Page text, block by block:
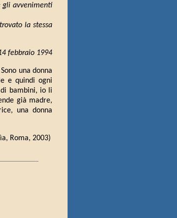
gli avvenimenti
la stessa
febbraio 1994
una donna
e quindi ogni
bambini, io li
già madre,
una donna
Roma, 2003)